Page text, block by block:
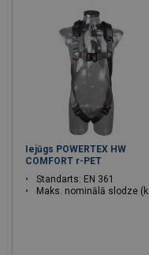
Iejūgs POWERTEX HW
COMFORT r-PET
Standarts: EN 361
Maks. nominālā slodze (kg): 140